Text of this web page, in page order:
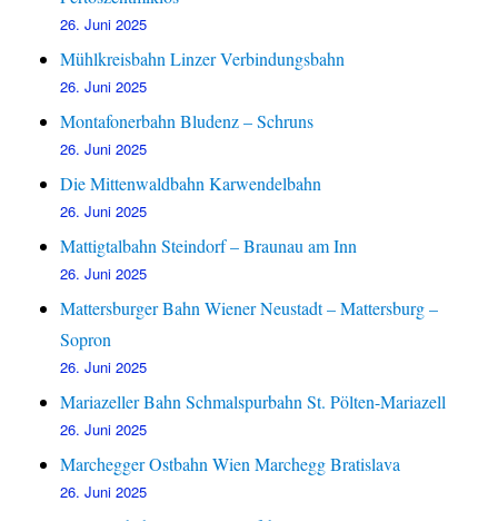
26. Juni 2025
Mühlkreisbahn Linzer Verbindungsbahn
26. Juni 2025
Montafonerbahn Bludenz – Schruns
26. Juni 2025
Die Mittenwaldbahn Karwendelbahn
26. Juni 2025
Mattigtalbahn Steindorf – Braunau am Inn
26. Juni 2025
Mattersburger Bahn Wiener Neustadt – Mattersburg –
Sopron
26. Juni 2025
Mariazeller Bahn Schmalspurbahn St. Pölten-Mariazell
26. Juni 2025
Marchegger Ostbahn Wien Marchegg Bratislava
26. Juni 2025